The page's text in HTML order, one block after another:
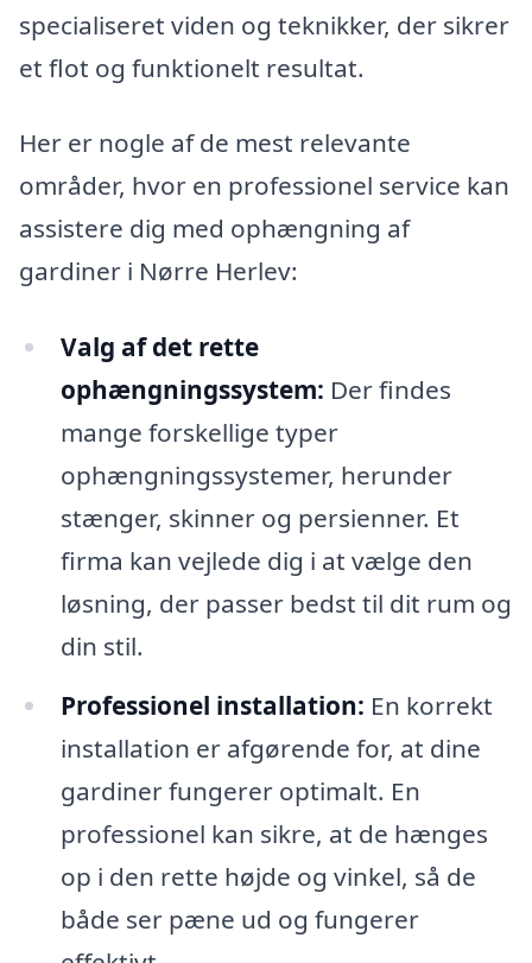
specialiseret viden og teknikker, der sikrer
et flot og funktionelt resultat.
Her er nogle af de mest relevante
områder, hvor en professionel service kan
assistere dig med ophængning af
gardiner i Nørre Herlev:
Valg af det rette
ophængningssystem: Der findes
mange forskellige typer
ophængningssystemer, herunder
stænger, skinner og persienner. Et
firma kan vejlede dig i at vælge den
løsning, der passer bedst til dit rum og
din stil.
Professionel installation: En korrekt
installation er afgørende for, at dine
gardiner fungerer optimalt. En
professionel kan sikre, at de hænges
op i den rette højde og vinkel, så de
både ser pæne ud og fungerer